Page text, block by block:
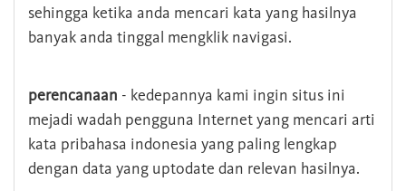
sehingga ketika anda mencari kata yang hasilnya
banyak anda tinggal mengklik navigasi.
perencanaan - kedepannya kami ingin situs ini
mejadi wadah pengguna Internet yang mencari arti
kata pribahasa indonesia yang paling lengkap
dengan data yang uptodate dan relevan hasilnya.